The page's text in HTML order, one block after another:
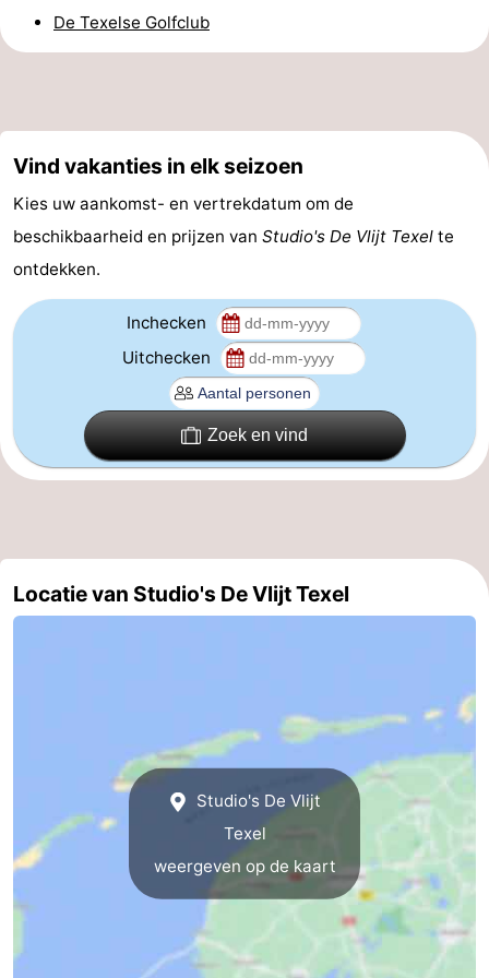
Bezienswaardigheden
Musea
-
Monumenten
-
Kerken
-
Molens
-
Uitkijkpunten
Attracties
Rondvaarten
Boerderijen
-
Rondleidingen
Fietsen
Wandelen
-
Paardrijden
-
De Texelse Golfclub
Vind vakanties in elk seizoen
Kies uw aankomst- en vertrekdatum om de
beschikbaarheid en prijzen van Studio's De Vlijt Texel te
ontdekken.
Inchecken
Uitchecken
Zoek en vind
Locatie van Studio's De Vlijt Texel
Studio's De Vlijt
Texel
weergeven op de kaart